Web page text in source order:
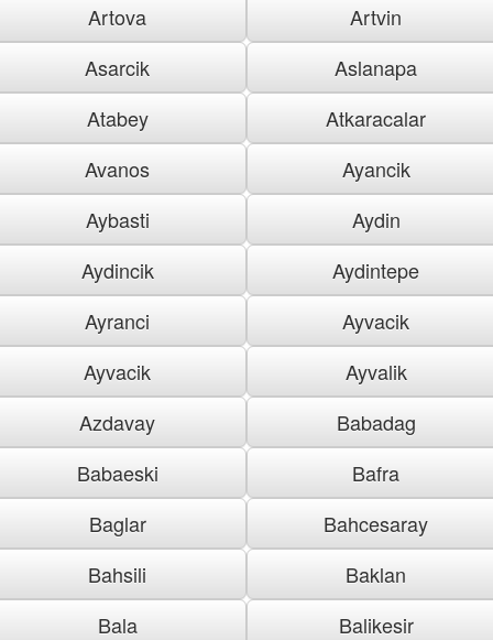
Artova
Artvin
Asarcik
Aslanapa
Atabey
Atkaracalar
Avanos
Ayancik
Aybasti
Aydin
Aydincik
Aydintepe
Ayranci
Ayvacik
Ayvacik
Ayvalik
Azdavay
Babadag
Babaeski
Bafra
Baglar
Bahcesaray
Bahsili
Baklan
Bala
Balikesir